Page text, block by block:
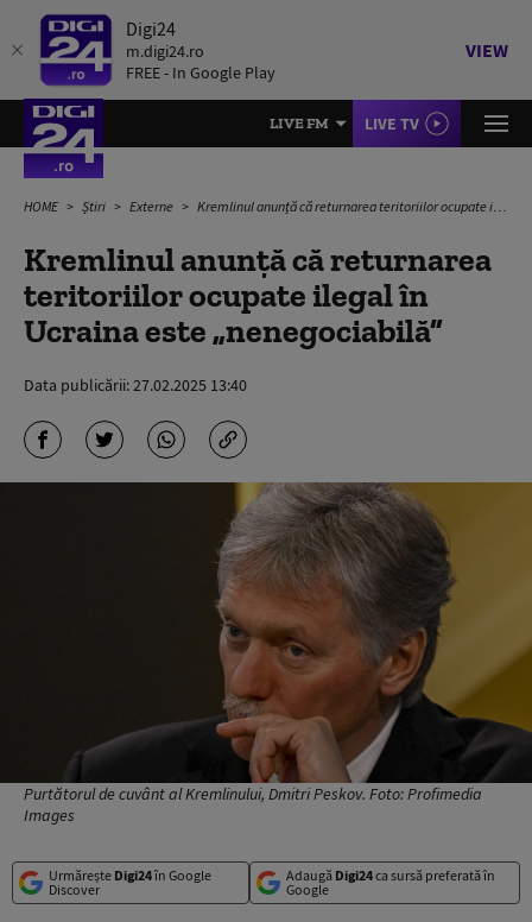
Digi24
m.digi24.ro
FREE - In Google Play
VIEW
LIVE FM LIVE TV
HOME Știri Externe Kremlinul anunță că returnarea teritoriilor ocupate ilegal în Ucraina este „nenegociabilă”
Kremlinul anunță că returnarea
teritoriilor ocupate ilegal în
Ucraina este „nenegociabilă”
Data publicării:27.02.2025 13:40
Purtătorul de cuvânt al Kremlinului, Dmitri Peskov. Foto: Profimedia
Images
Urmărește Digi24în Google
Discover
Adaugă Digi24ca sursă preferată în
Google